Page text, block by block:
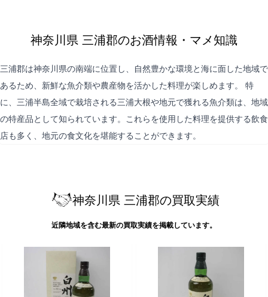
神奈川県 三浦郡のお酒情報・マメ知識
三浦郡は神奈川県の南端に位置し、自然豊かな環境と海に面した地域で
あるため、新鮮な魚介類や農産物を活かした料理が楽しめます。 特
に、三浦半島全域で栽培される三浦大根や地元で獲れる魚介類は、地域
の特産品として知られています。これらを使用した料理を提供する飲食
店も多く、地元の食文化を堪能することができます。
神奈川県 三浦郡の買取実績
近隣地域を含む最新の買取実績を掲載しています。